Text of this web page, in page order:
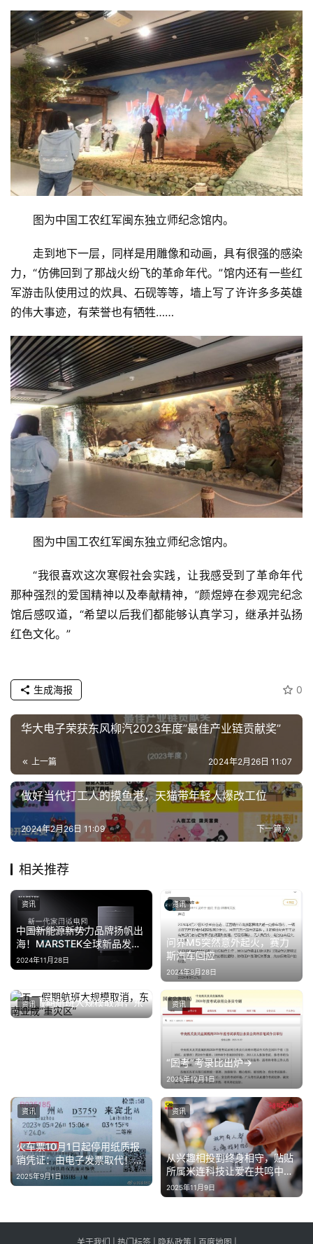
首
页
资
讯
商
业
活
科
财
经
教
育
专
题
能
源
登录 注册
图为中国工农红军闽东独立师纪念馆内。
走到地下一层，同样是用雕像和动画，具有很强的感染
力，“仿佛回到了那战火纷飞的革命年代。”馆内还有一些红
军游击队使用过的炊具、石砚等等，墙上写了许许多多英雄
的伟大事迹，有荣誉也有牺牲……
图为中国工农红军闽东独立师纪念馆内。
“我很喜欢这次寒假社会实践，让我感受到了革命年代
那种强烈的爱国精神以及奉献精神，”颜煜婷在参观完纪念
馆后感叹道，“希望以后我们都能够认真学习，继承并弘扬
红色文化。”
0
生成海报
华大电子荣获东风柳汽2023年度”最佳产业链贡献奖”
上一篇 2024年2月26日 11:07
做好当代打工人的摸鱼港，天猫带年轻人爆改工位
下一篇
2024年2月26日 11:09
相关推荐
中国新能源新势力品牌扬帆出
海！MARSTEK全球新品发布
会于德国杜塞尔多夫圆满举行
2024年11月28日
资讯
问界M5突然意外起火，赛力
斯汽车回应
2024年8月28日
资讯
五一假期航班大规模取消，东
南亚成“重灾区”
2026年4月14日
资讯
“国考”考录比出炉→
2025年12月1日
资讯
火车票10月1日起停用纸质报
销凭证：由电子发票取代！网
友发起回忆杀
2025年9月1日
资讯
从兴趣相投到终身相守，贴贴
所属米连科技让爱在共鸣中生
长
2025年11月9日
资讯